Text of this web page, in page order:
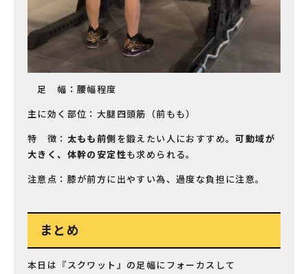
足 幅：腰幅程度
主に効く部位：大腿四頭筋（前もも）
特 徴： 太もも前側 を鍛えたい人におすすめ。可動域が
大きく、体幹の安定性も求められる。
注意点：膝が前方に出やすい為、過度な負担に注意。
まとめ
本日は『スクワット』の足幅にフォーカスして